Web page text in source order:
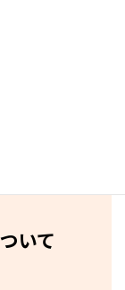
いて